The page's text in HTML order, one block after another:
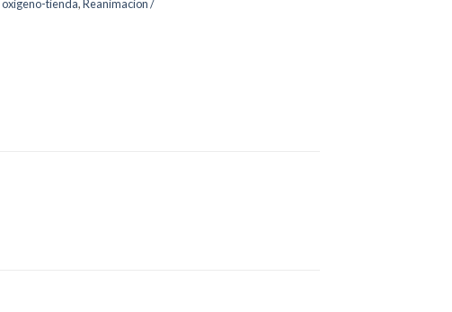
oxigeno-tienda,Reanimacion /